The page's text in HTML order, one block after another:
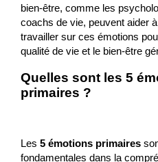
bien-être, comme les
coachs de vie, peuvent aider
travailler sur ces émotions
qualité de vie et le bien-être
Quelles sont les 5
primaires ?
Les 5 émotions primaires
fondamentales dans la